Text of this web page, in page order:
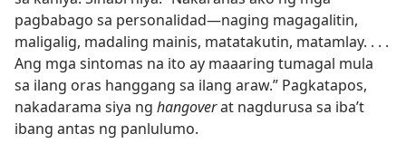
pagbabago sa personalidad​—naging magagalitin,
maligalig, madaling mainis, matatakutin, matamlay. . . .
Ang mga sintomas na ito ay maaaring tumagal mula
sa ilang oras hanggang sa ilang araw.” Pagkatapos,
nakadarama siya ng hangoverat nagdurusa sa iba’t
ibang antas ng panlulumo.